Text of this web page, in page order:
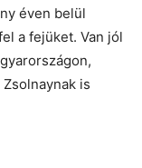
éven belül
a fejüket. Van jól
is